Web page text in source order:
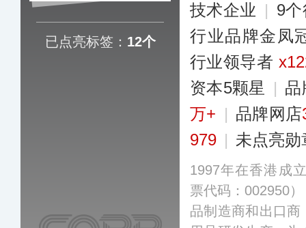
已点亮标签： 12个
技术企业 | 9
行业品牌金凤
行业领导者
资本5颗星
| 品
万+ | 品牌网店
979 | 未点亮勋
1997年在香港成
票代码：002950
品制造商和出口